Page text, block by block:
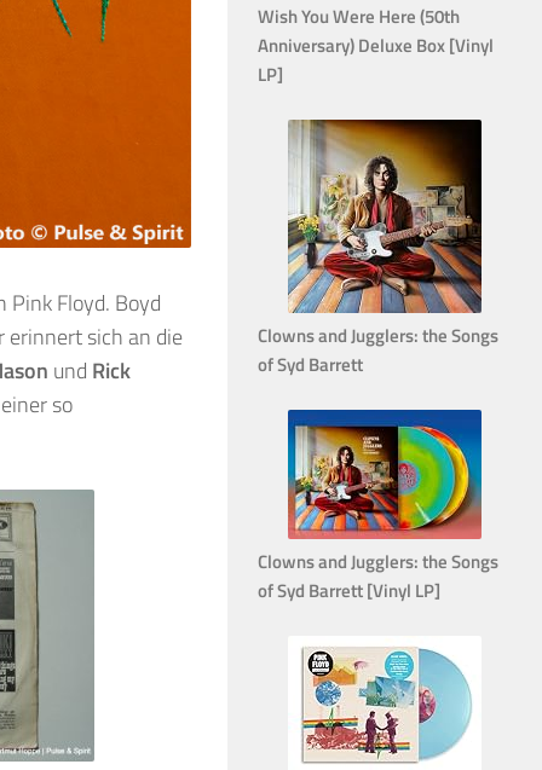
Pink Floyd. Boyd
erinnert sich an die
und Rick
so
Wish You Were Here (50th
Anniversary) Deluxe Box [Vinyl
LP]
Clowns and Jugglers: the Songs
of Syd Barrett
Clowns and Jugglers: the Songs
of Syd Barrett [Vinyl LP]